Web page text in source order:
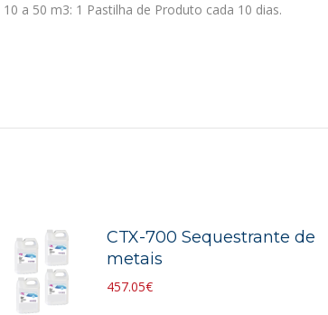
a 50 m3: 1 Pastilha de Produto cada 10 dias.
CTX-700 Sequestrante de
metais
457.05€